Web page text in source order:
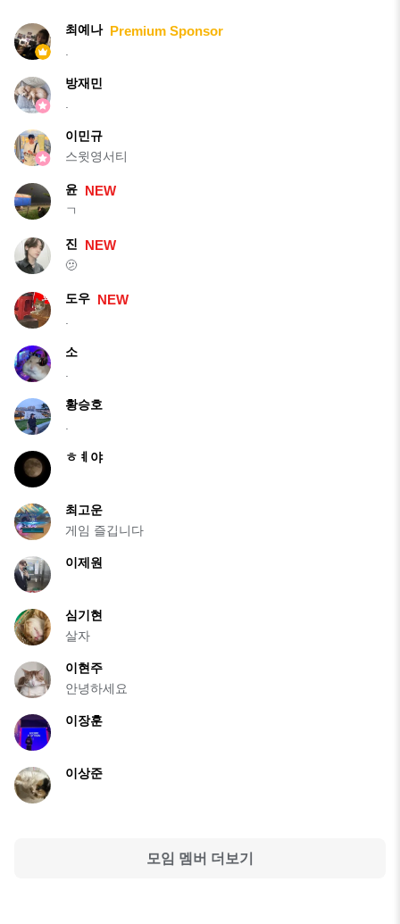
최예나 Premium Sponsor
.
방재민
.
이민규
스윗영서티
윤 NEW
ㄱ
진 NEW
🫤
도우 NEW
.
소
.
황승호
.
ㅎㅖ야
최고운
게임 즐깁니다
이제원
심기현
살자
이현주
안녕하세요
이장훈
이상준
모임 멤버 더보기